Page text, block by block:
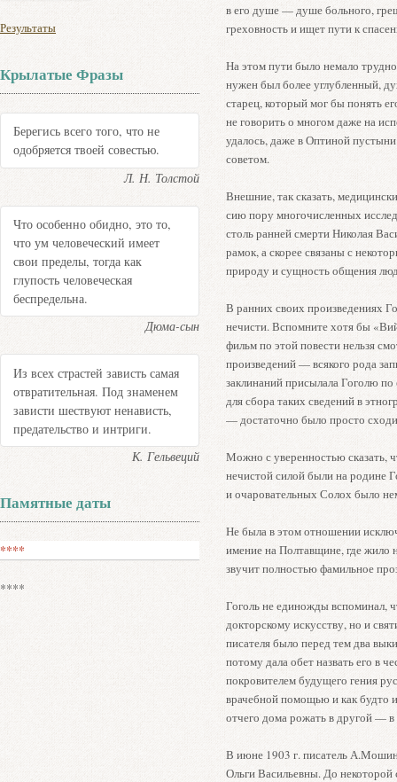
в его душе — душе больного,
греховность и ищет пути к
На этом пути было немало
нужен был более углубленный,
старец, который мог бы понять
не говорить о многом даже на
удалось, даже в Оптиной
советом.
Внешние, так сказать,
сию пору многочисленных
столь ранней смерти Николая
рамок, а скорее связаны с
природу и сущность общения
В ранних своих произведениях
нечисти. Вспомните хотя бы
фильм по этой повести нельзя
произведений — всякого рода
заклинаний присылала Гоголю
для сбора таких сведений в
— достаточно было просто
Можно с уверенностью сказать,
нечистой силой были на родине
и очаровательных Солох было
Не была в этом отношении
имение на Полтавщине, где жило
звучит полностью фамильное
Гоголь не единожды вспоминал,
докторскому искусству, но и
писателя было перед тем два
потому дала обет назвать его в
покровителем будущего гения
врачебной помощью и как будто
отчего дома рожать в другой —
В июне 1903 г. писатель А.Мошин
Ольги Васильевны. До некоторой
Результаты
Крылатые Фразы
Берегись всего того, что не
одобряется твоей совестью.
Л. Н. Толстой
Что особенно обидно, это то,
что ум человеческий имеет
свои пределы, тогда как
глупость человеческая
беспредельна.
Дюма-сын
Из всех страстей зависть самая
отвратительная. Под знаменем
зависти шествуют ненависть,
предательство и интриги.
К. Гельвеций
Памятные даты
****
****